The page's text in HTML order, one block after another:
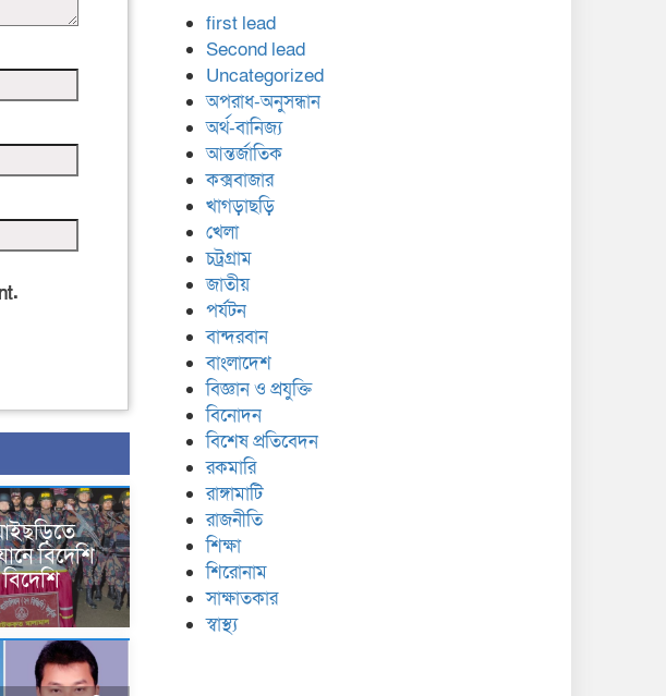
বিদেশি
first lead
Second lead
Uncategorized
অপরাধ-অনুসন্ধান
অর্থ-বানিজ্য
আন্তর্জাতিক
কক্সবাজার
খাগড়াছড়ি
খেলা
চট্রগ্রাম
জাতীয়
পর্যটন
বান্দরবান
বাংলাদেশ
বিজ্ঞান ও প্রযুক্তি
বিনোদন
বিশেষ প্রতিবেদন
রকমারি
রাঙ্গামাটি
রাজনীতি
শিক্ষা
শিরোনাম
সাক্ষাতকার
স্বাস্থ্য